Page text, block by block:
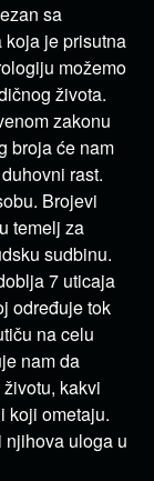
sa
koja je prisutna
možemo
života.
zakonu
broja će nam
rast.
Brojevi
temelj za
sudbinu.
7 uticaja
određuje tok
na celu
nam da
kakvi
koji ometaju.
njihova uloga u